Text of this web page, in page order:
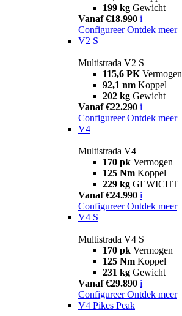
199 kg Gewicht
Vanaf €18.990 i
Configureer Ontdek meer
V2 S
Multistrada V2 S
115,6 PK Vermogen
92,1 nm Koppel
202 kg Gewicht
Vanaf €22.290 i
Configureer Ontdek meer
V4
Multistrada V4
170 pk Vermogen
125 Nm Koppel
229 kg GEWICHT
Vanaf €24.990 i
Configureer Ontdek meer
V4 S
Multistrada V4 S
170 pk Vermogen
125 Nm Koppel
231 kg Gewicht
Vanaf €29.890 i
Configureer Ontdek meer
V4 Pikes Peak